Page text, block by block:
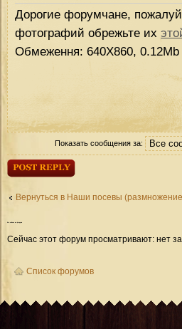
Дорогие форумчане,
фотографий обрежьте их
Обмеження: 640Х860, 0.12Mb
Показать сообщения за:
Ответить
Вернуться в Наши посевы
Кто сейчас на форуме
Сейчас этот форум просматривают: нет
Список форумов